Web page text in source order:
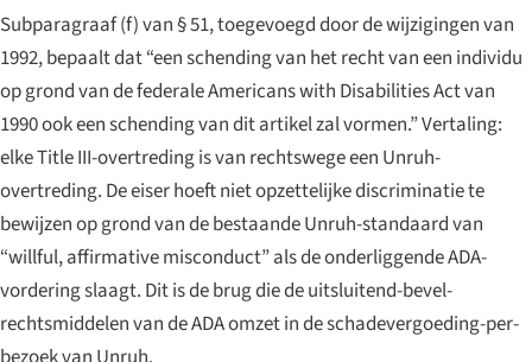
Subparagraaf (f) van § 51, toegevoegd door de wijzigingen van
1992, bepaalt dat “een schending van het recht van een individu
op grond van de federale Americans with Disabilities Act van
1990 ook een schending van dit artikel zal vormen.” Vertaling:
elke Title III-overtreding is van rechtswege een Unruh-
overtreding. De eiser hoeft niet opzettelijke discriminatie te
bewijzen op grond van de bestaande Unruh-standaard van
“willful, affirmative misconduct” als de onderliggende ADA-
vordering slaagt. Dit is de brug die de uitsluitend-bevel-
rechtsmiddelen van de ADA omzet in de schadevergoeding-per-